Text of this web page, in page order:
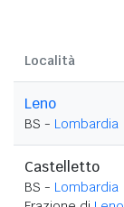
Località
Leno
BS - Lombardia
Castelletto
BS - Lombardia